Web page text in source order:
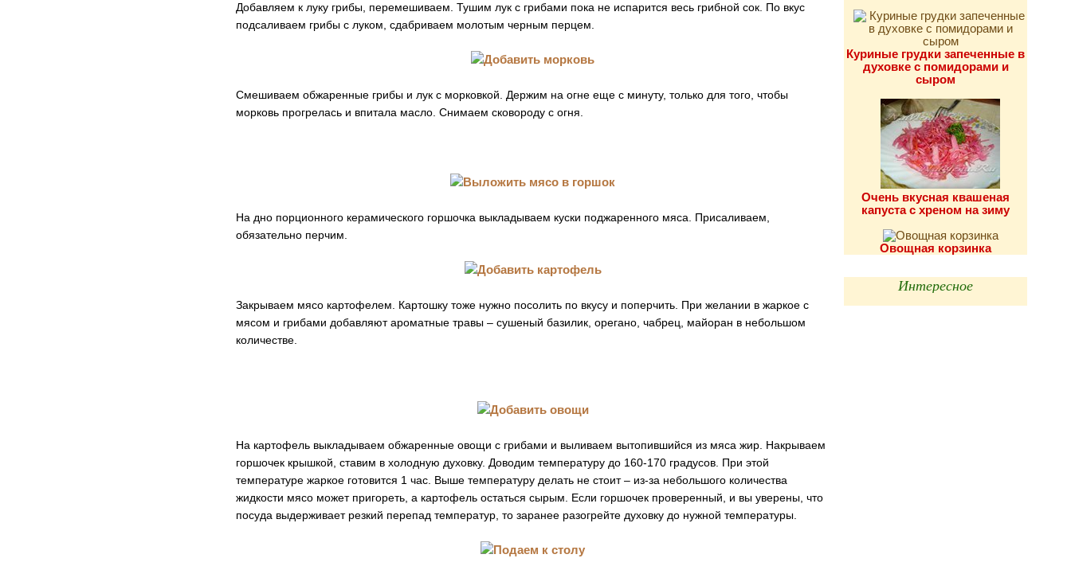
Добавляем к луку грибы, перемешиваем. Тушим лук с грибами пока не испарится весь грибной сок. По вкус
подсаливаем грибы с луком, сдабриваем молотым черным перцем.
Смешиваем обжаренные грибы и лук с морковкой. Держим на огне еще с минуту, только для того, чтобы
морковь прогрелась и впитала масло. Снимаем сковороду с огня.
На дно порционного керамического горшочка выкладываем куски поджаренного мяса. Присаливаем,
обязательно перчим.
Закрываем мясо картофелем. Картошку тоже нужно посолить по вкусу и поперчить. При желании в жаркое с
мясом и грибами добавляют ароматные травы – сушеный базилик, орегано, чабрец, майоран в небольшом
количестве.
На картофель выкладываем обжаренные овощи с грибами и выливаем вытопившийся из мяса жир. Накрываем
горшочек крышкой, ставим в холодную духовку. Доводим температуру до 160-170 градусов. При этой
температуре жаркое готовится 1 час. Выше температуру делать не стоит – из-за небольшого количества
жидкости мясо может пригореть, а картофель остаться сырым. Если горшочек проверенный, и вы уверены, что
посуда выдерживает резкий перепад температур, то заранее разогрейте духовку до нужной температуры.
Куриные грудки запеченные в
духовке с помидорами и
сыром
Очень вкусная квашеная
капуста с хреном на зиму
Овощная корзинка
Интересное